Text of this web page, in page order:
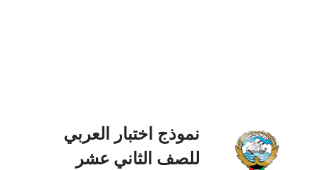
نموذج اختبار العربي
للصف الثاني عشر